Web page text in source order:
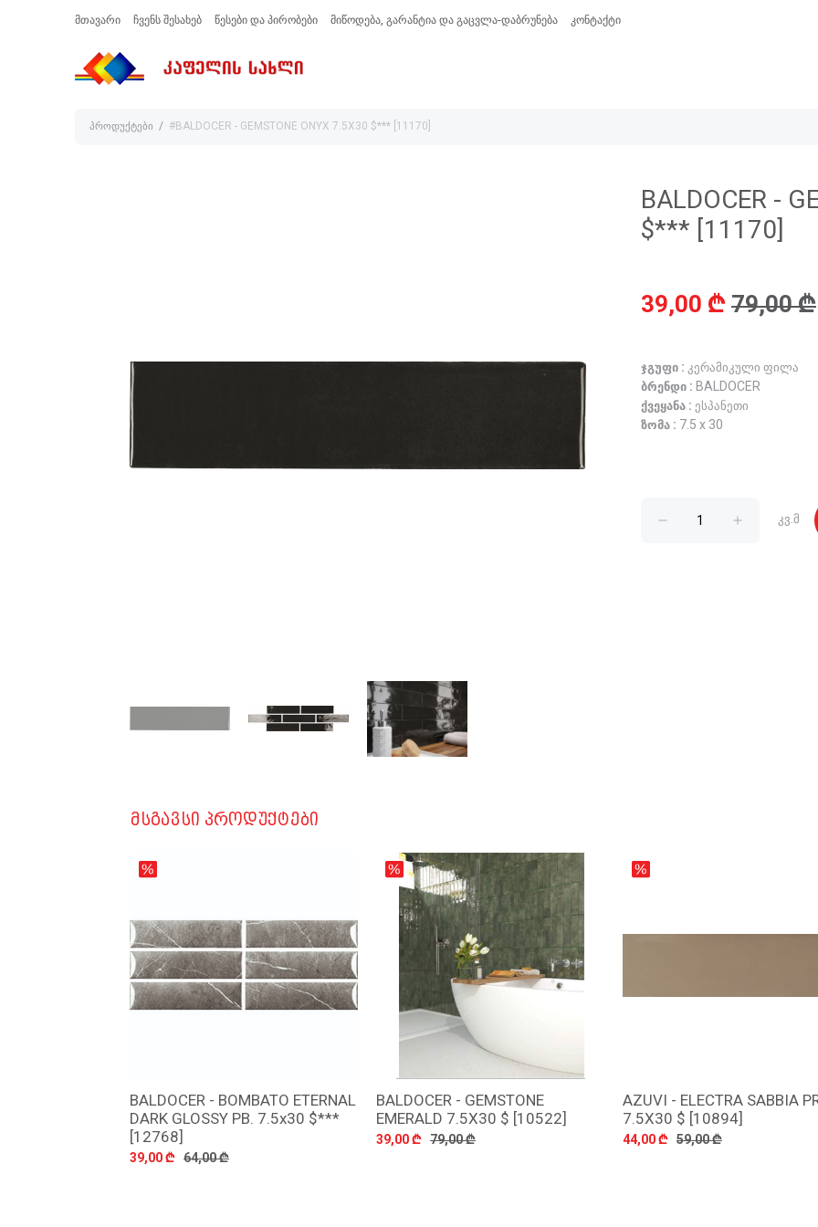
მთავარი ჩვენს შესახებ წესები და პირობები მიწოდება, გარანტია და გაცვლა-დაბრუნება კონტაქტი
პროდუქტები #BALDOCER - GEMSTONE ONYX 7.5X30 $*** [11170]
BALDOCER -
$*** [11170]
39,00 ₾ 79,00 ₾
ჯგუფი : კერამიკული ფილა
ბრენდი : BALDOCER
ქვეყანა : ესპანეთი
ზომა : 7.5 x 30
კვ.მ
ᲛᲡᲒᲐᲕᲡᲘ ᲞᲠᲝᲓᲣᲥᲢᲔᲑᲘ
დამატება
BALDOCER - BOMBATO ETERNAL
DARK GLOSSY PB. 7.5x30 $***
[12768]
39,00 ₾ 64,00 ₾
დამატება
BALDOCER - GEMSTONE
EMERALD 7.5X30 $ [10522]
39,00 ₾ 79,00 ₾
დამატება
AZUVI - ELECTRA SABBIA
7.5X30 $ [10894]
44,00 ₾ 59,00 ₾